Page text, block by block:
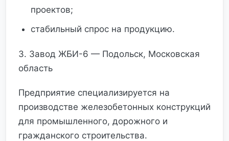
проектов;
стабильный спрос на продукцию.
3. Завод ЖБИ-6 — Подольск, Московская
область
Предприятие специализируется на
производстве железобетонных конструкций
для промышленного, дорожного и
гражданского строительства.